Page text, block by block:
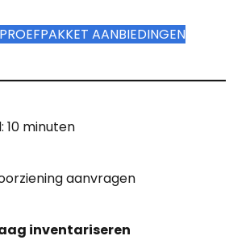
AANBIEDINGEN
10 minuten
aanvragen
inventariseren